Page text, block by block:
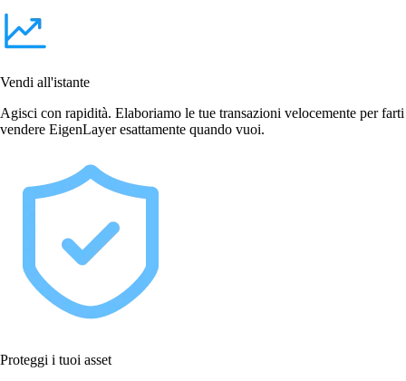
Vendi all'istante
Agisci con rapidità. Elaboriamo le tue transazioni velocemente per farti
vendere EigenLayer esattamente quando vuoi.
Proteggi i tuoi asset